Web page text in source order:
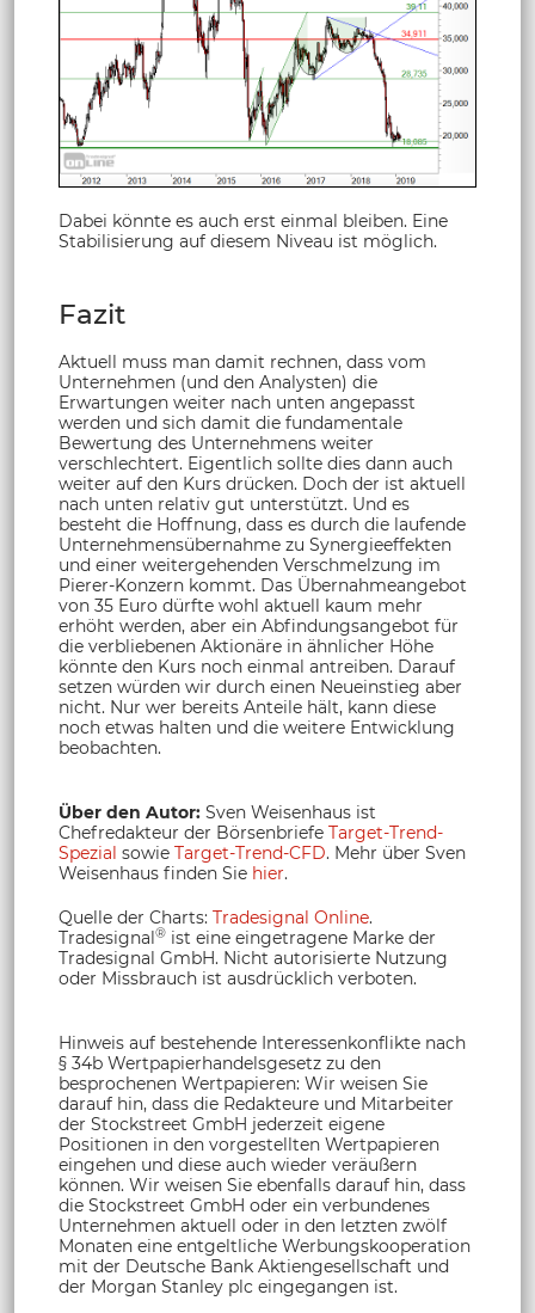
Dabei könnte es auch erst einmal bleiben. Eine
Stabilisierung auf diesem Niveau ist möglich.
Fazit
Aktuell muss man damit rechnen, dass vom
Unternehmen (und den Analysten) die
Erwartungen weiter nach unten angepasst
werden und sich damit die fundamentale
Bewertung des Unternehmens weiter
verschlechtert. Eigentlich sollte dies dann auch
weiter auf den Kurs drücken. Doch der ist aktuell
nach unten relativ gut unterstützt. Und es
besteht die Hoffnung, dass es durch die laufende
Unternehmensübernahme zu Synergieeffekten
und einer weitergehenden Verschmelzung im
Pierer-Konzern kommt. Das Übernahmeangebot
von 35 Euro dürfte wohl aktuell kaum mehr
erhöht werden, aber ein Abfindungsangebot für
die verbliebenen Aktionäre in ähnlicher Höhe
könnte den Kurs noch einmal antreiben. Darauf
setzen würden wir durch einen Neueinstieg aber
nicht. Nur wer bereits Anteile hält, kann diese
noch etwas halten und die weitere Entwicklung
beobachten.
Über den Autor: Sven Weisenhaus ist
Chefredakteur der Börsenbriefe Target-Trend-
Spezial sowie Target-Trend-CFD. Mehr über Sven
Weisenhaus finden Sie hier.
Quelle der Charts: Tradesignal Online.
Tradesignal® ist eine eingetragene Marke der
Tradesignal GmbH. Nicht autorisierte Nutzung
oder Missbrauch ist ausdrücklich verboten.
Hinweis auf bestehende Interessenkonflikte nach
§ 34b Wertpapierhandelsgesetz zu den
besprochenen Wertpapieren: Wir weisen Sie
darauf hin, dass die Redakteure und Mitarbeiter
der Stockstreet GmbH jederzeit eigene
Positionen in den vorgestellten Wertpapieren
eingehen und diese auch wieder veräußern
können. Wir weisen Sie ebenfalls darauf hin, dass
die Stockstreet GmbH oder ein verbundenes
Unternehmen aktuell oder in den letzten zwölf
Monaten eine entgeltliche Werbungskooperation
mit der Deutsche Bank Aktiengesellschaft und
der Morgan Stanley plc eingegangen ist.